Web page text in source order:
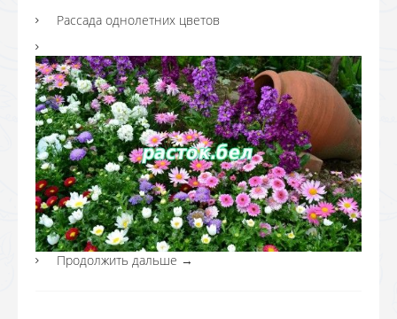
Рассада однолетних цветов
Продолжить дальше →